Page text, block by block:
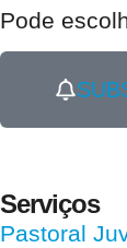
Pode
Serviços
Pastoral